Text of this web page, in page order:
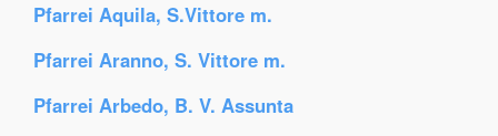
Pfarrei Aquila, S.Vittore m.
Pfarrei Aranno, S. Vittore m.
Pfarrei Arbedo, B. V. Assunta